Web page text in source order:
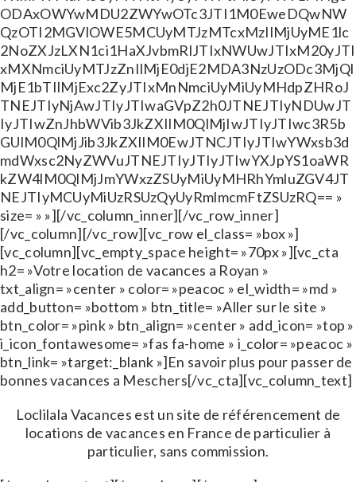
ODAxOWYwMDU2ZWYwOTc3JTI1M0EweDQwNW
QzOTI2MGVlOWE5MCUyMTJzMTcxMzIlMjUyME1lc
2NoZXJzLXN1ci1HaXJvbmRlJTIxNWUwJTIxM20yJTI
xMXNmciUyMTJzZnIlMjE0djE2MDA3NzUzODc3MjQl
MjE1bTIlMjExc2ZyJTIxMnNmciUyMiUyMHdpZHRoJ
TNEJTIyNjAwJTIyJTIwaGVpZ2h0JTNEJTIyNDUwJT
IyJTIwZnJhbWVib3JkZXIlM0QlMjIwJTIyJTIwc3R5b
GUlM0QlMjJib3JkZXIlM0EwJTNCJTIyJTIwYWxsb3d
mdWxsc2NyZWVuJTNEJTIyJTIyJTIwYXJpYS1oaWR
kZW4lM0QlMjJmYWxzZSUyMiUyMHRhYmluZGV4JT
NEJTIyMCUyMiUzRSUzQyUyRmlmcmFtZSUzRQ== »
size= » »][/vc_column_inner][/vc_row_inner]
[/vc_column][/vc_row][vc_row el_class= »box »]
[vc_column][vc_empty_space height= »70px »][vc_cta
h2= »Votre location de vacances a Royan »
txt_align= »center » color= »peacoc » el_width= »md »
add_button= »bottom » btn_title= »Aller sur le site »
btn_color= »pink » btn_align= »center » add_icon= »top »
i_icon_fontawesome= »fas fa-home » i_color= »peacoc »
btn_link= »target:_blank »]En savoir plus pour passer de
bonnes vacances a Meschers[/vc_cta][vc_column_text]
Loclilala Vacances est un site de référencement de
locations de vacances en France de particulier à
particulier, sans commission.